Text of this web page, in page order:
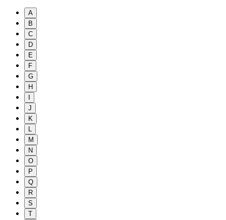
A
B
C
D
E
F
G
H
J
K
L
M
N
O
P
Q
R
S
T